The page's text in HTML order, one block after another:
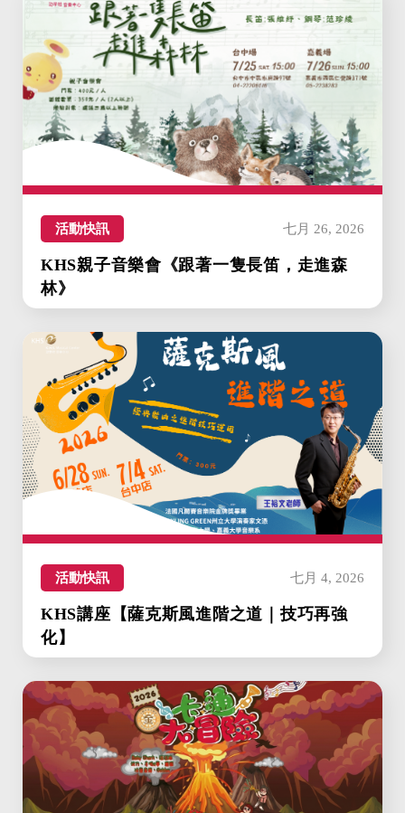
活動快訊 七月 26, 2026
KHS親子音樂會《跟著一隻長笛，走進森
林》
活動快訊 七月 4, 2026
KHS講座【薩克斯風進階之道｜技巧再強
化】